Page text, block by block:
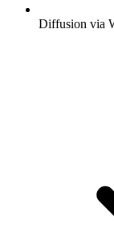
Diffusion via